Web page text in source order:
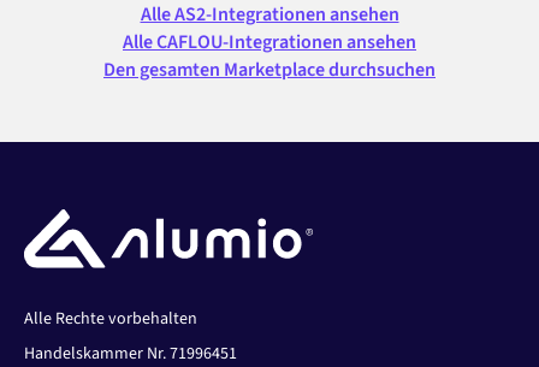
Alle AS2-Integrationen ansehen
Alle CAFLOU-Integrationen ansehen
Den gesamten Marketplace durchsuchen
Alle Rechte vorbehalten
Handelskammer Nr. 71996451